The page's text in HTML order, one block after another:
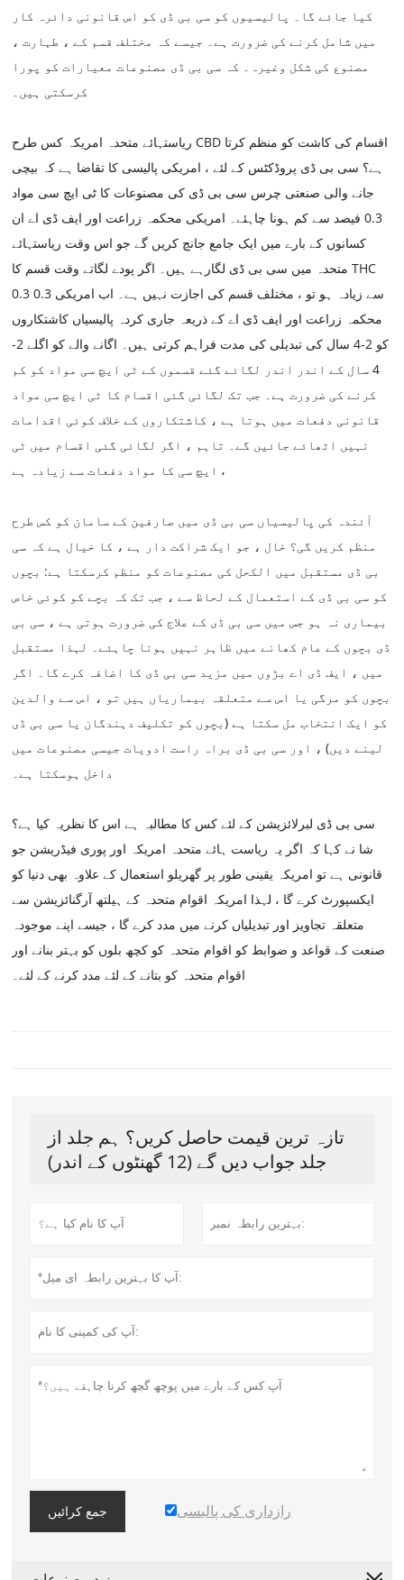
کیا جائے گا۔ پالیسیوں کو سی بی ڈی کو اس قانونی دائرہ کار
میں شامل کرنے کی ضرورت ہے۔ جیسے کہ مختلف قسم کے ، طہارت ،
مصنوع کی شکل وغیرہ۔ کہ سی بی ڈی مصنوعات معیارات کو پورا
کرسکتی ہیں۔
ریاستہائے متحدہ امریکہ کس طرح CBD اقسام کی کاشت کو منظم کرتا
ہے؟ سی بی ڈی پروڈکٹس کے لئے ، امریکی پالیسی کا تقاضا ہے کہ بیچی
جانے والی صنعتی چرس سی بی ڈی کی مصنوعات کا ٹی ایچ سی مواد
0.3 فیصد سے کم ہونا چاہئے۔ امریکی محکمہ زراعت اور ایف ڈی اے ان
کسانوں کے بارے میں ایک جامع جانچ کریں گے جو اس وقت ریاستہائے
متحدہ میں سی بی ڈی لگارہے ہیں۔ اگر پودے لگاتے وقت قسم کا THC
0.3 0.3 سے زیادہ ہو تو ، مختلف قسم کی اجازت نہیں ہے۔ اب امریکی
محکمہ زراعت اور ایف ڈی اے کے ذریعہ جاری کردہ پالیسیاں کاشتکاروں
کو 2-4 سال کی تبدیلی کی مدت فراہم کرتی ہیں۔ اگانے والے کو اگلے 2-
4 سال کے اندر اندر لگائے گئے قسموں کے ٹی ایچ سی مواد کو کم
کرنے کی ضرورت ہے۔ جب تک لگائی گئی اقسام کا ٹی ایچ سی مواد
قانونی دفعات میں ہوتا ہے ، کاشتکاروں کے خلاف کوئی اقدامات
نہیں اٹھائے جائیں گے۔ تاہم ، اگر لگائی گئی اقسام میں ٹی
ایچ سی کا مواد دفعات سے زیادہ ہے ،
آئندہ کی پالیسیاں سی بی ڈی میں صارفین کے سامان کو کس طرح
منظم کریں گی؟ خال ، جو ایک شراکت دار ہے ، کا خیال ہے کہ سی
بی ڈی مستقبل میں الکحل کی مصنوعات کو منظم کرسکتا ہے: بچوں
کو سی بی ڈی کے استعمال کے لحاظ سے ، جب تک کہ بچے کو کوئی خاص
بیماری نہ ہو جس میں سی بی ڈی کے علاج کی ضرورت ہوتی ہے ، سی بی
ڈی بچوں کے عام کھانے میں ظاہر نہیں ہونا چاہئے۔ لہذا مستقبل
میں ، ایف ڈی اے بڑوں میں مزید سی بی ڈی کا اضافہ کرے گا۔ اگر
بچوں کو مرگی یا اس سے متعلقہ بیماریاں ہیں تو ، اس سے والدین
کو ایک انتخاب مل سکتا ہے (بچوں کو تکلیف دہندگان یا سی بی ڈی
لینے دیں) ، اور سی بی ڈی براہ راست ادویات جیسی مصنوعات میں
داخل ہوسکتا ہے۔
سی بی ڈی لبرلائزیشن کے لئے کس کا مطالبہ ہے اس کا نظریہ کیا ہے؟
شا نے کہا کہ اگر یہ ریاست ہائے متحدہ امریکہ اور پوری فیڈریشن جو
قانونی ہے تو امریکہ یقینی طور پر گھریلو استعمال کے علاوہ بھی دنیا کو
ایکسپورٹ کرے گا ، لہذا امریکہ اقوام متحدہ کے ہیلتھ آرگنائزیشن سے
متعلقہ تجاویز اور تبدیلیاں کرنے میں مدد کرے گا ، جیسے اپنے موجودہ
صنعت کے قواعد و ضوابط کو اقوام متحدہ کو کچھ بلوں کو بہتر بنانے اور
اقوام متحدہ کو بتانے کے لئے مدد کرنے کے لئے۔
تازہ ترین قیمت حاصل کریں؟ ہم جلد از
جلد جواب دیں گے (12 گھنٹوں کے اندر)
جمع کرائیں رازداری کی پالیسی